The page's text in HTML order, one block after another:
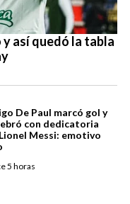
así quedó la tabla
De Paul marcó gol y
con dedicatoria
Messi: emotivo
5 horas